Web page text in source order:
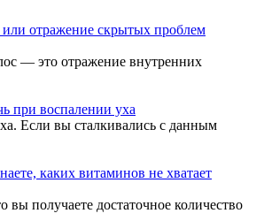
отражение скрытых проблем
— это отражение внутренних
при воспалении уха
Если вы сталкивались с данным
каких витаминов не хватает
вы получаете достаточное количество